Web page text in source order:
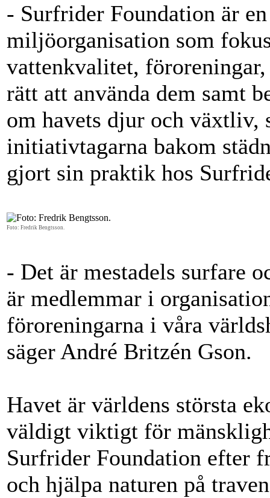
- Surfrider Foundation är
miljöorganisation som
vattenkvalitet,
rätt att använda dem samt
om havets djur och växtliv,
initiativtagarna bakom
gjort sin praktik hos
Foto: Fredrik Bengtsson.
- Det är mestadels surfare
är medlemmar i
föroreningarna i våra
säger André Britzén Gson.
Havet är världens största
väldigt viktigt för
Surfrider Foundation efter
och hjälpa naturen på